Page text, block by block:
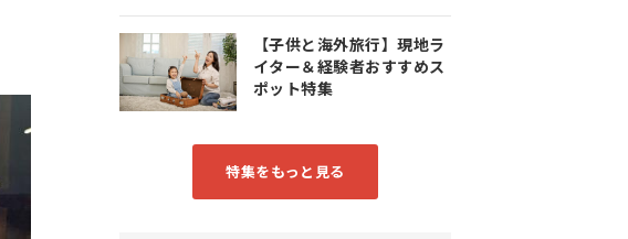
【子供と海外旅行】現地ラ
イター＆経験者おすすめス
ポット特集
特集をもっと見る